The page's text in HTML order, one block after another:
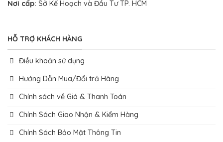
Nơi cấp: Sở Kế Hoạch và Đầu Tư TP. HCM
HỖ TRỢ KHÁCH HÀNG
Điều khoản sử dụng
Hướng Dẫn Mua/Đổi trả Hàng
Chính sách về Giá & Thanh Toán
Chính Sách Giao Nhận & Kiểm Hàng
Chính Sách Bảo Mật Thông Tin